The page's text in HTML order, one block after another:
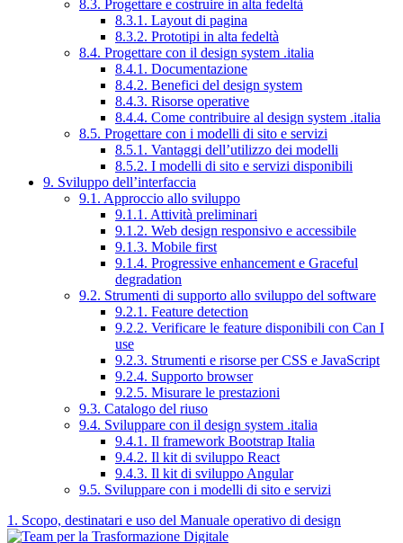
8.3. Progettare e costruire in alta fedeltà
8.3.1. Layout di pagina
8.3.2. Prototipi in alta fedeltà
8.4. Progettare con il design system .italia
8.4.1. Documentazione
8.4.2. Benefici del design system
8.4.3. Risorse operative
8.4.4. Come contribuire al design system .italia
8.5. Progettare con i modelli di sito e servizi
8.5.1. Vantaggi dell’utilizzo dei modelli
8.5.2. I modelli di sito e servizi disponibili
9. Sviluppo dell’interfaccia
9.1. Approccio allo sviluppo
9.1.1. Attività preliminari
9.1.2. Web design responsivo e accessibile
9.1.3. Mobile first
9.1.4. Progressive enhancement e Graceful
degradation
9.2. Strumenti di supporto allo sviluppo del software
9.2.1. Feature detection
9.2.2. Verificare le feature disponibili con Can I
use
9.2.3. Strumenti e risorse per CSS e JavaScript
9.2.4. Supporto browser
9.2.5. Misurare le prestazioni
9.3. Catalogo del riuso
9.4. Sviluppare con il design system .italia
9.4.1. Il framework Bootstrap Italia
9.4.2. Il kit di sviluppo React
9.4.3. Il kit di sviluppo Angular
9.5. Sviluppare con i modelli di sito e servizi
1. Scopo, destinatari e uso del Manuale operativo di design